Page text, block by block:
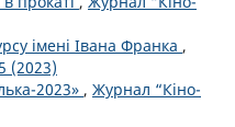
імені Івана Франка ,
(2023)
2023» , Журнал “Кіно-